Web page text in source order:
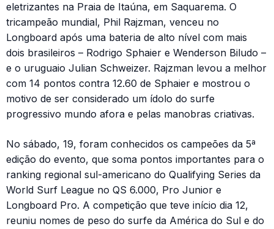
eletrizantes na Praia de Itaúna, em Saquarema. O
tricampeão mundial, Phil Rajzman, venceu no
Longboard após uma bateria de alto nível com mais
dois brasileiros – Rodrigo Sphaier e Wenderson Biludo –
e o uruguaio Julian Schweizer. Rajzman levou a melhor
com 14 pontos contra 12.60 de Sphaier e mostrou o
motivo de ser considerado um ídolo do surfe
progressivo mundo afora e pelas manobras criativas.
No sábado, 19, foram conhecidos os campeões da 5ª
edição do evento, que soma pontos importantes para o
ranking regional sul-americano do Qualifying Series da
World Surf League no QS 6.000, Pro Junior e
Longboard Pro. A competição que teve início dia 12,
reuniu nomes de peso do surfe da América do Sul e do